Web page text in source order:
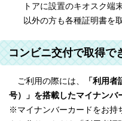
トアに設置のキオスク端
以外の方も各種証明書を
コンビニ交付で取得で
ご利用の際には、
「利用
号）」を搭載したマイナンバ
※マイナンバーカードをお持